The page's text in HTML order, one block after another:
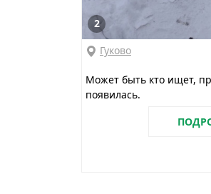
2
Гуково
Может быть кто ищет,
появилась.